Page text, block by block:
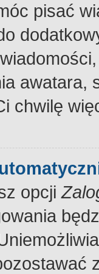
pisać
chwilę
opcji